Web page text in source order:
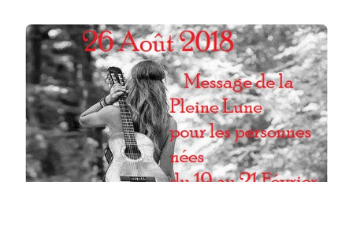
LA
DU
26
AOÛT
2018
POUR
LES
NÉES
DU